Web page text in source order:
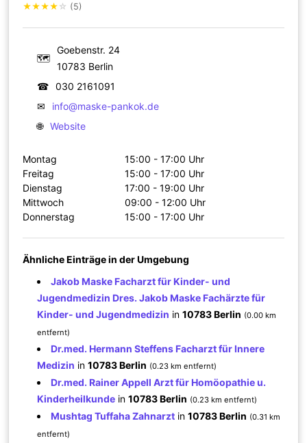
★★★★ ☆ (5)
🗺
Goebenstr. 24
10783 Berlin
☎
030 2161091
✉
info@maske-pankok.de
🌐 Website
Montag
15:00 - 17:00 Uhr
Freitag
15:00 - 17:00 Uhr
Dienstag
17:00 - 19:00 Uhr
Mittwoch
09:00 - 12:00 Uhr
Donnerstag
15:00 - 17:00 Uhr
Ähnliche Einträge in der Umgebung
Jakob Maske Facharzt für Kinder- und
Jugendmedizin Dres. Jakob Maske Fachärzte für
Kinder- und Jugendmedizin in10783 Berlin (0.00 km
entfernt)
Dr.med. Hermann Steffens Facharzt für Innere
Medizin in10783 Berlin (0.23 km entfernt)
Dr.med. Rainer Appell Arzt für Homöopathie u.
Kinderheilkunde in10783 Berlin (0.23 km entfernt)
Mushtag Tuffaha Zahnarzt in10783 Berlin (0.31 km
entfernt)